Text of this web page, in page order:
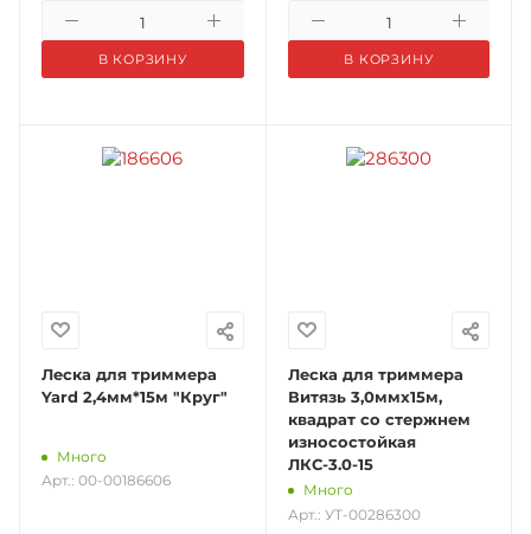
В КОРЗИНУ В КОРЗИНУ
Леска для триммера
Yard 2,4мм*15м "Круг"
Много
Арт.: 00-00186606
Леска для триммера
Витязь 3,0ммх15м,
квадрат со стержнем
износостойкая
ЛКС-3.0-15
Много
Арт.: УТ-00286300